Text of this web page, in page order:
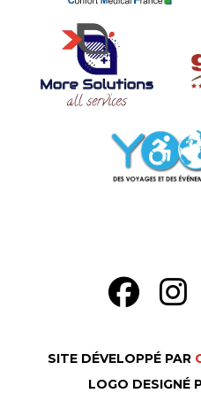
SITE DÉVELOPPÉ PAR
LOGO DESIGNÉ
FR